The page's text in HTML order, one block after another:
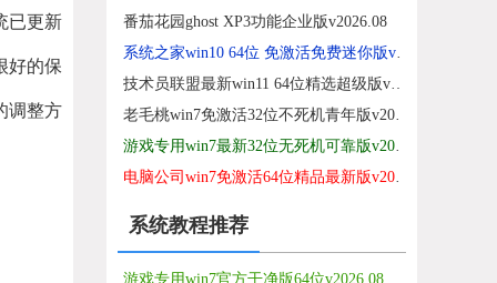
已更新
好的保
调整方
番茄花园ghost XP3功能企业版v2026.08
系统之家win10 64位 免激活免费迷你版v2026.08
技术员联盟最新win11 64位精选超级版v2026.08
老毛桃win7免激活32位不死机青年版v2026.08
游戏专用win7最新32位无死机可靠版v2026.08
电脑公司win7免激活64位精品最新版v2021.12
系统教程推荐
游戏专用win7官方干净版64位v2026.08